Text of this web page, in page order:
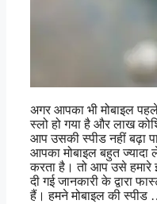
अगर आपका भी मोबाइल
स्लो हो गया है और लाख
आप उसकी स्पीड नहीं बढ़ा
आपका मोबाइल बहुत
करता है। तो आप उसे हमारे
दी गई जानकारी के द्वारा
हैं। हमने मोबाइल की स्पीड